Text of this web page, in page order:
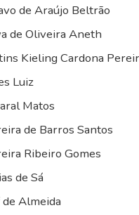
de Araújo Beltrão
de Oliveira Aneth
Kieling Cardona
Luiz
Matos
de Barros Santos
Ribeiro Gomes
de Sá
Almeida